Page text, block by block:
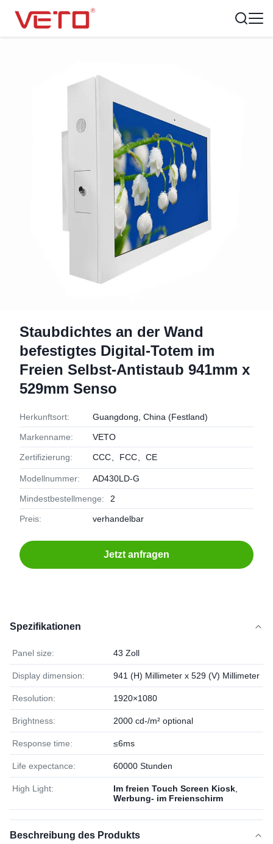
Staubdichtes an der Wand
befestigtes Digital-Totem im
Freien Selbst-Antistaub 941mm x
529mm Senso
Herkunftsort: Guangdong, China (Festland)
Markenname: VETO
Zertifizierung: CCC、FCC、CE
Modellnummer: AD430LD-G
Mindestbestellmenge: 2
Preis: verhandelbar
Jetzt anfragen
Spezifikationen
Panel size: 43 Zoll
Display dimension: 941 (H) Millimeter x 529 (V) Millimeter
Resolution: 1920×1080
Brightness: 2000 cd-/m² optional
Response time: ≤6ms
Life expectance: 60000 Stunden
High Light: Im freien Touch Screen Kiosk
Werbung- im Freienschirm
Beschreibung des Produkts